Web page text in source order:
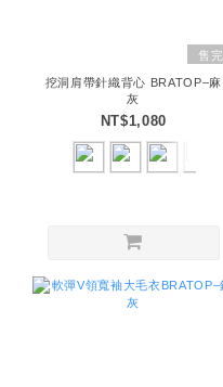
售完
挖洞肩帶針織背心 BRATOP–麻
灰
NT$1,080